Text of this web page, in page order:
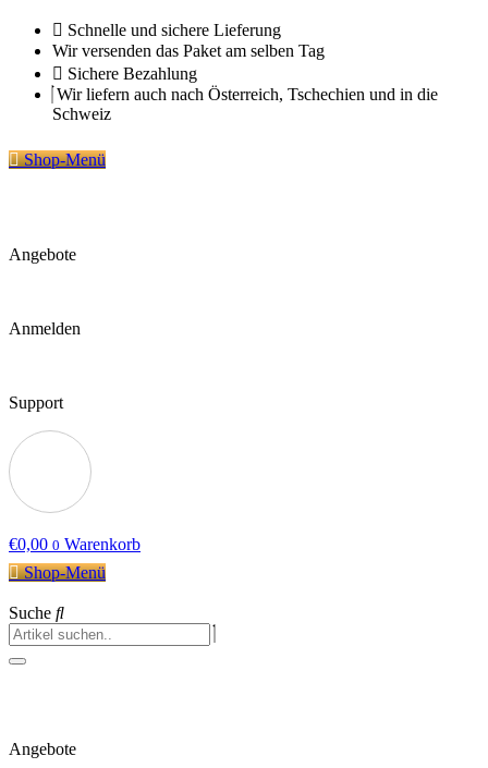
Zum
Inhalt
springen
Schnelle und sichere Lieferung
Wir versenden das Paket am selben Tag
Sichere Bezahlung
Wir liefern auch nach Österreich, Tschechien und in die
Schweiz
Shop-Menü
Angebote
Anmelden
Support
€0,00 0 Warenkorb
Shop-Menü
Suche
Angebote